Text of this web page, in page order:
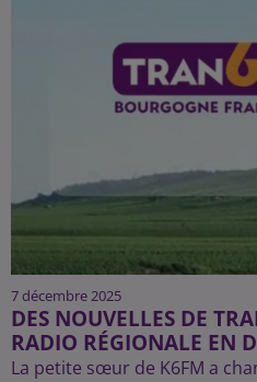
7 décembre 2025
DES NOUVELLES DE
RADIO RÉGIONALE EN
La petite sœur de K6FM a